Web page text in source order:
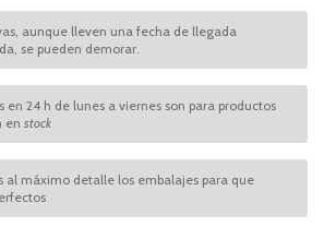
aunque lleven una fecha de llegada
se pueden demorar.
en 24 h de lunes a viernes son para productos
en stock
al máximo detalle los embalajes para que